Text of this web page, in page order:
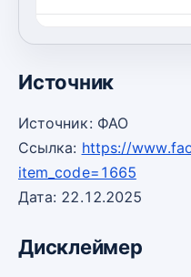
Источник
Источник: ФАО
Ссылка: https://
item_code=1665
Дата: 22.12.2025
Дисклеймер